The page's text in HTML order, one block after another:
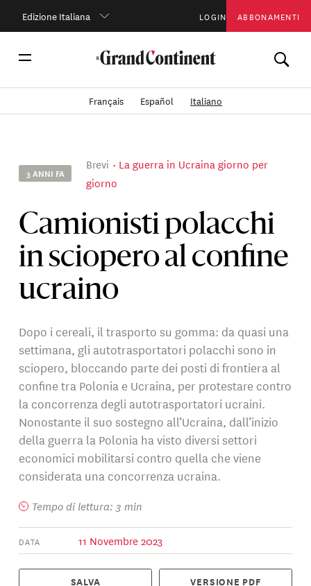
Edizione Italiana LOGIN ABBONAMENTI
Français Español Italiano
3 ANNI FA
Brevi
La guerra in Ucraina giorno per
giorno
Camionisti polacchi
in sciopero al confine
ucraino
Dopo i cereali, il trasporto su gomma: da quasi una
settimana, gli autotrasportatori polacchi sono in
sciopero, bloccando parte dei posti di frontiera al
confine tra Polonia e Ucraina, per protestare contro
la concorrenza degli autotrasportatori ucraini.
Nonostante il suo sostegno all’Ucraina, dall’inizio
della guerra la Polonia ha visto diversi settori
economici mobilitarsi contro quella che viene
considerata una concorrenza ucraina.
Tempo di lettura: 3 min
DATA 11 Novembre 2023
SALVA VERSIONE PDF